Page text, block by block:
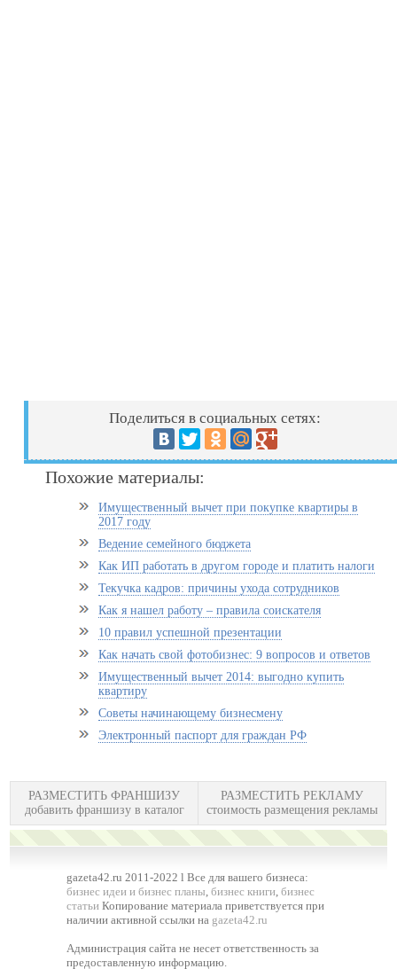
Поделиться в социальных сетях:
Похожие материалы:
Имущественный вычет при покупке квартиры в
2017 году
Ведение семейного бюджета
Как ИП работать в другом городе и платить налоги
Текучка кадров: причины ухода сотрудников
Как я нашел работу – правила соискателя
10 правил успешной презентации
Как начать свой фотобизнес: 9 вопросов и ответов
Имущественный вычет 2014: выгодно купить
квартиру
Советы начинающему бизнесмену
Электронный паспорт для граждан РФ
РАЗМЕСТИТЬ ФРАНШИЗУ
добавить франшизу в каталог
РАЗМЕСТИТЬ РЕКЛАМУ
стоимость размещения рекламы
gazeta42.ru 2011-2022 l Все для вашего бизнеса:
бизнес идеи и бизнес планы,бизнес книги,бизнес
статьи Копирование материала приветствуется при
наличии активной ссылки на gazeta42.ru
Администрация сайта не несет ответственность за
предоставленную информацию.